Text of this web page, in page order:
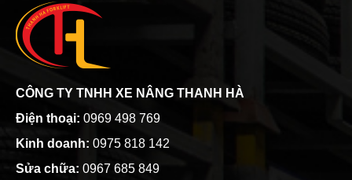
CÔNG TY TNHH XE NÂNG THANH HÀ
Điện thoại: 0969 498 769
Kinh doanh: 0975 818 142
Sửa chữa: 0967 685 849